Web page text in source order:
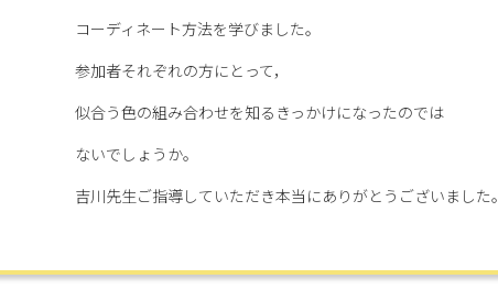
コーディネート方法を学びました。
参加者それぞれの方にとって，
似合う色の組み合わせを知るきっかけになったのでは
ないでしょうか。
吉川先生ご指導していただき本当にありがとうございました。